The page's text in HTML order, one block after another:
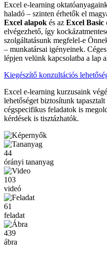
Excel e-learning
haladó – szinten érhetők el
Excel alapok és az Excel Basic
elvégezhető, így
szolgáltatásunk megfelel-e
– munkatársai igényeinek.
lépjen velünk kapcsolatba a lap
Kiegészítő konzultációs
Excel e-learning kurzusaink
lehetőséget biztosítunk
cégspecifikus feladatok is
kérdések is tisztázhatók.
44
órányi tananyag
103
videó
61
feladat
439
ábra